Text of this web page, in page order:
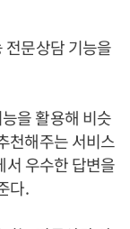
전문상담 기능을
을 활용해 비슷
천해주는 서비스
서 우수한 답변을
다.